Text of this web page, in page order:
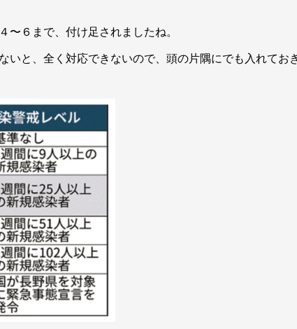
〜６まで、付け足されましたね。
いと、全く対応できないので、頭の片隅にでも入れてお